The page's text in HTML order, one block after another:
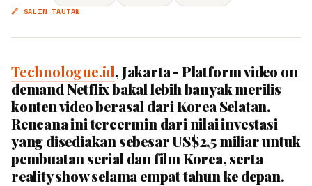
🔗 SALIN TAUTAN
Technologue.id, Jakarta - Platform video on
demand Netflix bakal lebih banyak merilis
konten video berasal dari Korea Selatan.
Rencana ini tercermin dari nilai investasi
yang disediakan sebesar US$2,5 miliar untuk
pembuatan serial dan film Korea, serta
reality show selama empat tahun ke depan.